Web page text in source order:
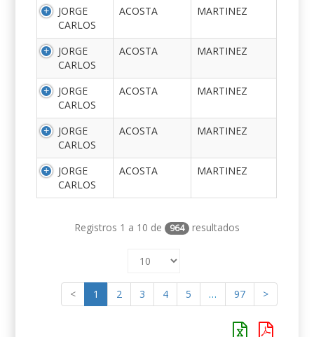
JORGE
CARLOS
ACOSTA MARTINEZ
JORGE
CARLOS
ACOSTA MARTINEZ
JORGE
CARLOS
ACOSTA MARTINEZ
JORGE
CARLOS
ACOSTA MARTINEZ
JORGE
CARLOS
ACOSTA MARTINEZ
Registros 1 a 10 de 964 resultados
< 1 2 3 4 5 … 97 >